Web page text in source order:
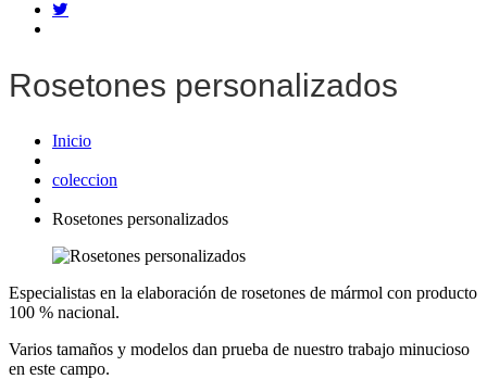
Rosetones personalizados
Inicio
coleccion
Rosetones personalizados
Especialistas en la elaboración de rosetones de mármol con producto
100 % nacional.
Varios tamaños y modelos dan prueba de nuestro trabajo minucioso
en este campo.